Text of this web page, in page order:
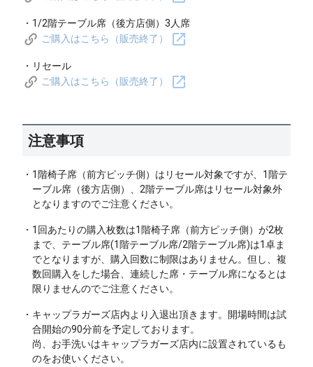
・1/2階テーブル席（後方店側）3人席
ご購入はこちら（販売終了）
・リセール
ご購入はこちら（販売終了）
注意事項
・1階椅子席（前方ピッチ側）はリセール対象ですが、1階テ
ーブル席（後方店側）、2階テーブル席はリセール対象外
となりますのでご注意ください。
・1回あたりの購入枚数は1階椅子席（前方ピッチ側）が2枚
まで、テーブル席(1階テーブル席/2階テーブル席)は1卓ま
でとなりますが、購入回数に制限はありません。但し、複
数回購入をした場合、連続した席・テーブル席になるとは
限りませんのでご注意ください。
・キャップラガーズ店内より入退出頂きます。開場時間は試
合開始の90分前を予定しております。
尚、お手洗いはキャップラガーズ店内に設置されているも
のをお使いください。